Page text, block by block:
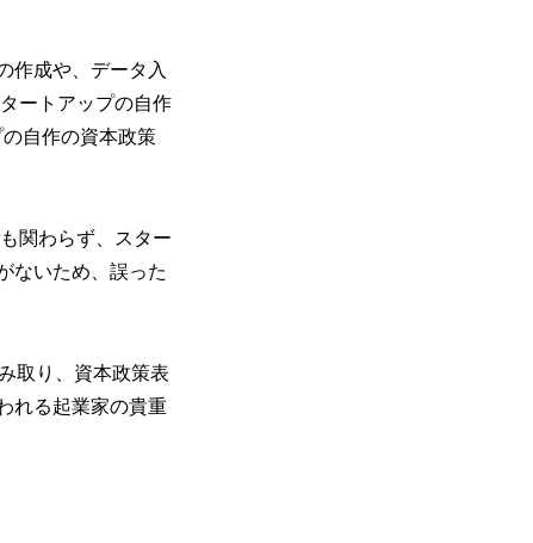
作成や、データ入
ートアップの自作
自作の資本政策
関わらず、スター
ないため、誤った
取り、資本政策表
れる起業家の貴重